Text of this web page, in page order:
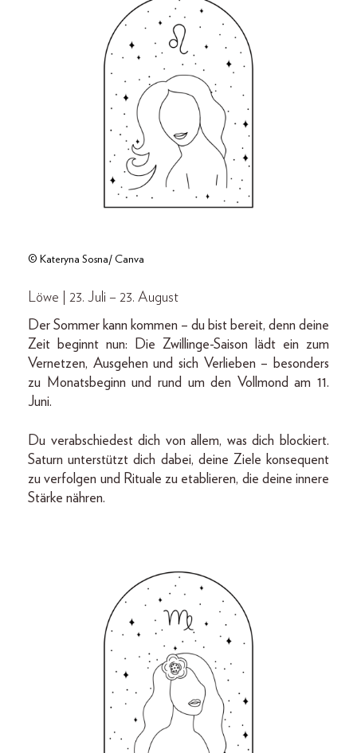
© Kateryna Sosna/ Canva
Löwe | 23. Juli – 23. August
Der Sommer kann kommen – du bist bereit, denn deine
Zeit beginnt nun: Die Zwillinge-Saison lädt ein zum
Vernetzen, Ausgehen und sich Verlieben – besonders
zu Monatsbeginn und rund um den Vollmond am 11.
Juni.
Du verabschiedest dich von allem, was dich blockiert.
Saturn unterstützt dich dabei, deine Ziele konsequent
zu verfolgen und Rituale zu etablieren, die deine innere
Stärke nähren.